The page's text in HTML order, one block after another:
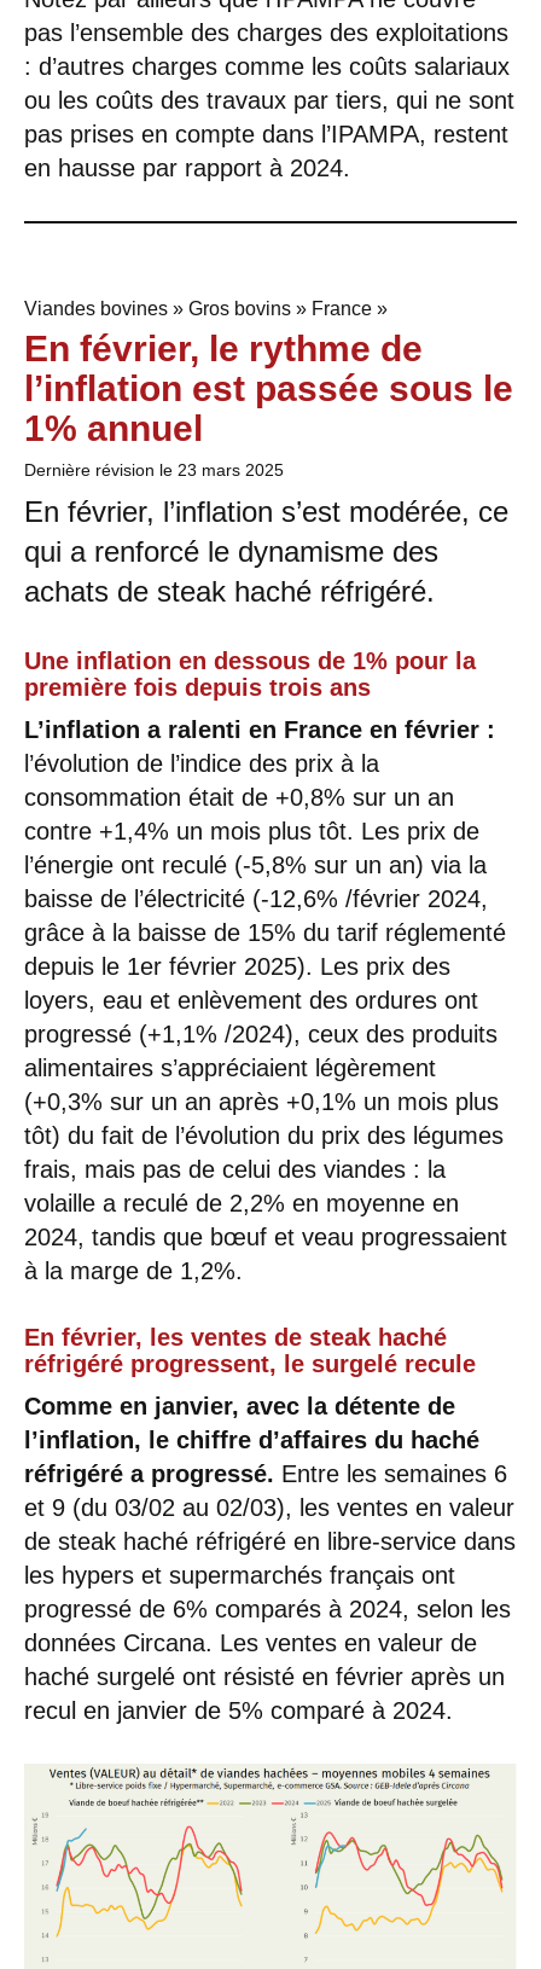
pas l’ensemble des charges des exploitations
: d’autres charges comme les coûts salariaux
ou les coûts des travaux par tiers, qui ne sont
pas prises en compte dans l’IPAMPA, restent
en hausse par rapport à 2024.
Viandes bovines » Gros bovins » France »
En février, le rythme de
l’inflation est passée sous le
1% annuel
Dernière révision le 23 mars 2025
En février, l’inflation s’est modérée, ce
qui a renforcé le dynamisme des
achats de steak haché réfrigéré.
Une inflation en dessous de 1% pour la
première fois depuis trois ans
L’inflation a ralenti en France en février :
l’évolution de l’indice des prix à la
consommation était de +0,8% sur un an
contre +1,4% un mois plus tôt. Les prix de
l’énergie ont reculé (-5,8% sur un an) via la
baisse de l’électricité (-12,6% /février 2024,
grâce à la baisse de 15% du tarif réglementé
depuis le 1er février 2025). Les prix des
loyers, eau et enlèvement des ordures ont
progressé (+1,1% /2024), ceux des produits
alimentaires s’appréciaient légèrement
(+0,3% sur un an après +0,1% un mois plus
tôt) du fait de l’évolution du prix des légumes
frais, mais pas de celui des viandes : la
volaille a reculé de 2,2% en moyenne en
2024, tandis que bœuf et veau progressaient
à la marge de 1,2%.
En février, les ventes de steak haché
réfrigéré progressent, le surgelé recule
Comme en janvier, avec la détente de
l’inflation, le chiffre d’affaires du haché
réfrigéré a progressé. Entre les semaines 6
et 9 (du 03/02 au 02/03), les ventes en valeur
de steak haché réfrigéré en libre-service dans
les hypers et supermarchés français ont
progressé de 6% comparés à 2024, selon les
données Circana. Les ventes en valeur de
haché surgelé ont résisté en février après un
recul en janvier de 5% comparé à 2024.